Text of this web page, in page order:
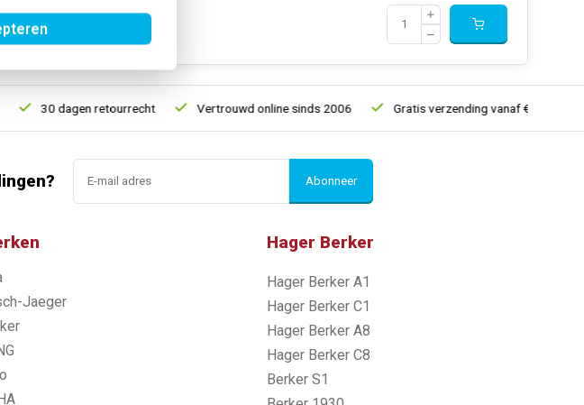
SKU:WAA1103
EAN:
30 dagen retourrecht Vertrouwd online sinds 2006 Gratis verzending vanaf € 150
Abonneer
Jaeger
Hager Berker
Hager Berker A1
Hager Berker C1
Hager Berker A8
Hager Berker C8
Berker S1